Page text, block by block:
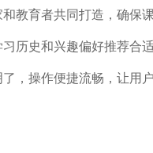
教育者共同打造，确保
历史和兴趣偏好推荐合
，操作便捷流畅，让用